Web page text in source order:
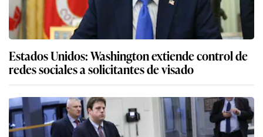
Estados Unidos: Washington extiende control de
redes sociales a solicitantes de visado